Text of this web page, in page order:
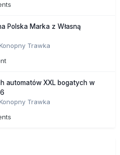
Polska Marka z Własną
Trawka
automatów XXL bogatych w
Trawka